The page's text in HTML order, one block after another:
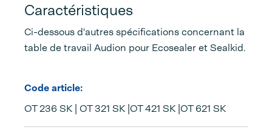
Caractéristiques
Ci-dessous d'autres spécifications concernant la
table de travail Audion pour Ecosealer et Sealkid.
Code article:
OT 236 SK | OT 321 SK |OT 421 SK |OT 621 SK